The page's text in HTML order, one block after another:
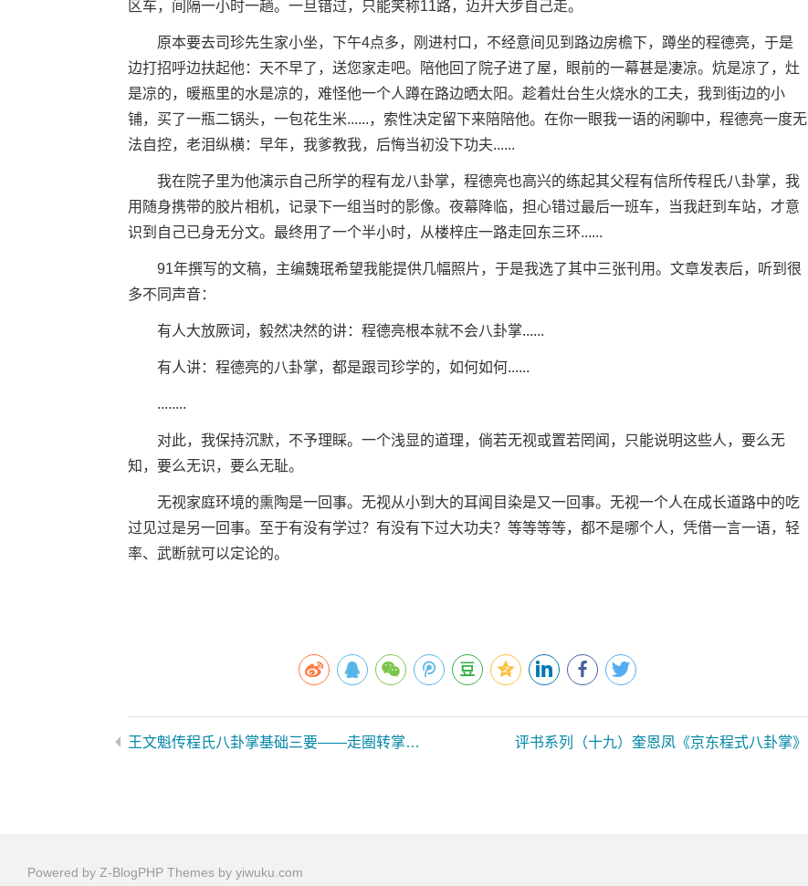
区车，间隔一小时一趟。一旦错过，只能笑称11路，迈开大步自己走。
原本要去司珍先生家小坐，下午4点多，刚进村口，不经意间见到路边房檐下，蹲坐的程德亮，于是
边打招呼边扶起他：天不早了，送您家走吧。陪他回了院子进了屋，眼前的一幕甚是凄凉。炕是凉了，灶
是凉的，暖瓶里的水是凉的，难怪他一个人蹲在路边晒太阳。趁着灶台生火烧水的工夫，我到街边的小
铺，买了一瓶二锅头，一包花生米......，索性决定留下来陪陪他。在你一眼我一语的闲聊中，程德亮一度无
法自控，老泪纵横：早年，我爹教我，后悔当初没下功夫......
我在院子里为他演示自己所学的程有龙八卦掌，程德亮也高兴的练起其父程有信所传程氏八卦掌，我
用随身携带的胶片相机，记录下一组当时的影像。夜幕降临，担心错过最后一班车，当我赶到车站，才意
识到自己已身无分文。最终用了一个半小时，从楼梓庄一路走回东三环......
91年撰写的文稿，主编魏珉希望我能提供几幅照片，于是我选了其中三张刊用。文章发表后，听到很
多不同声音：
有人大放厥词，毅然决然的讲：程德亮根本就不会八卦掌......
有人讲：程德亮的八卦掌，都是跟司珍学的，如何如何......
........
对此，我保持沉默，不予理睬。一个浅显的道理，倘若无视或置若罔闻，只能说明这些人，要么无
知，要么无识，要么无耻。
无视家庭环境的熏陶是一回事。无视从小到大的耳闻目染是又一回事。无视一个人在成长道路中的吃
过见过是另一回事。至于有没有学过？有没有下过大功夫？等等等等，都不是哪个人，凭借一言一语，轻
率、武断就可以定论的。
王文魁传程氏八卦掌基础三要——走圈转掌、大掰大扣、单换掌（王雪松） 评书系列（十九）奎恩凤《京东程式八卦掌》
Powered by Z-BlogPHP Themes by yiwuku.com